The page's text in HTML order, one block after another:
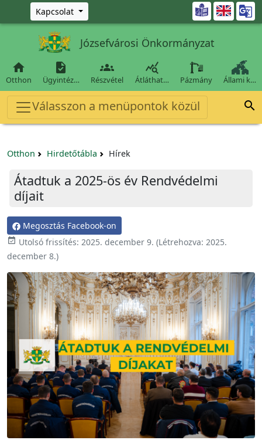
Ugrás a fő tartalomra
Kapcsolat 
Józsefvárosi Önkormányzat

Otthon

Ügyintéz…

Részvétel

Átláthat… Pázmány Állami k…
Válasszon a menüpontok közül 
Otthon Hirdetőtábla Hírek
Átadtuk a 2025-ös év Rendvédelmi
díjait
Megosztás Facebook-on
 Utolsó frissítés: 2025. december 9. (Létrehozva: 2025.
december 8.)